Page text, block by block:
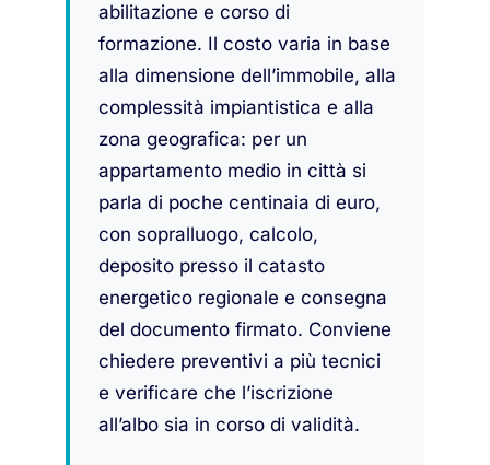
abilitazione e corso di
formazione. Il costo varia in base
alla dimensione dell’immobile, alla
complessità impiantistica e alla
zona geografica: per un
appartamento medio in città si
parla di poche centinaia di euro,
con sopralluogo, calcolo,
deposito presso il catasto
energetico regionale e consegna
del documento firmato. Conviene
chiedere preventivi a più tecnici
e verificare che l’iscrizione
all’albo sia in corso di validità.